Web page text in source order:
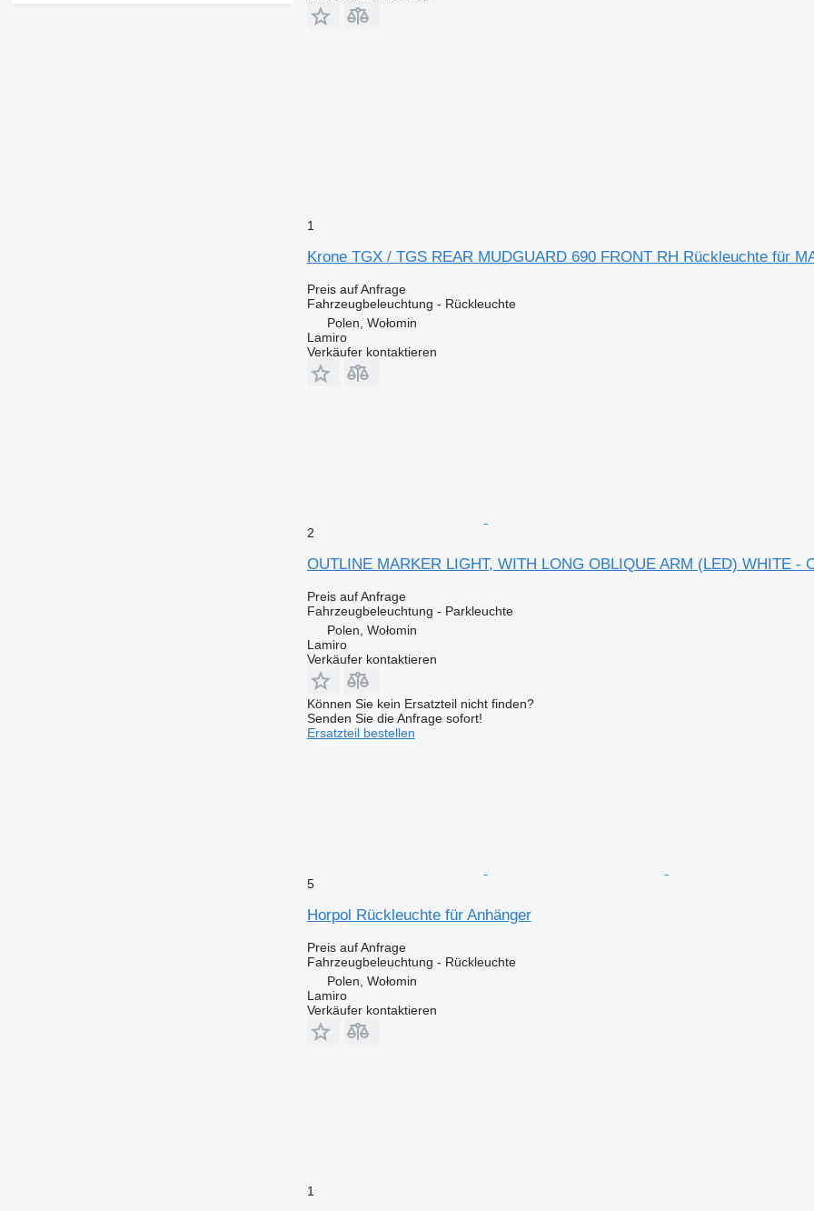
1
Krone TGX / TGS REAR MUDGUARD 690 FRONT RH Rückleuchte für
Preis auf Anfrage
Fahrzeugbeleuchtung - Rückleuchte
Polen, Wołomin
Lamiro
Verkäufer kontaktieren
2
OUTLINE MARKER LIGHT, WITH LONG OBLIQUE ARM (LED) WHITE -
Preis auf Anfrage
Fahrzeugbeleuchtung - Parkleuchte
Polen, Wołomin
Lamiro
Verkäufer kontaktieren
Können Sie kein Ersatzteil nicht finden?
Senden Sie die Anfrage sofort!
Ersatzteil bestellen
5
Horpol Rückleuchte für Anhänger
Preis auf Anfrage
Fahrzeugbeleuchtung - Rückleuchte
Polen, Wołomin
Lamiro
Verkäufer kontaktieren
1